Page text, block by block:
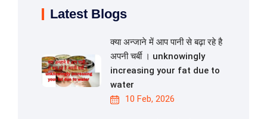
Latest Blogs
क्या अन्जाने में आप पानी से बढ़ा रहे है
अपनी चर्बी । unknowingly
increasing your fat due to
water
10 Feb, 2026